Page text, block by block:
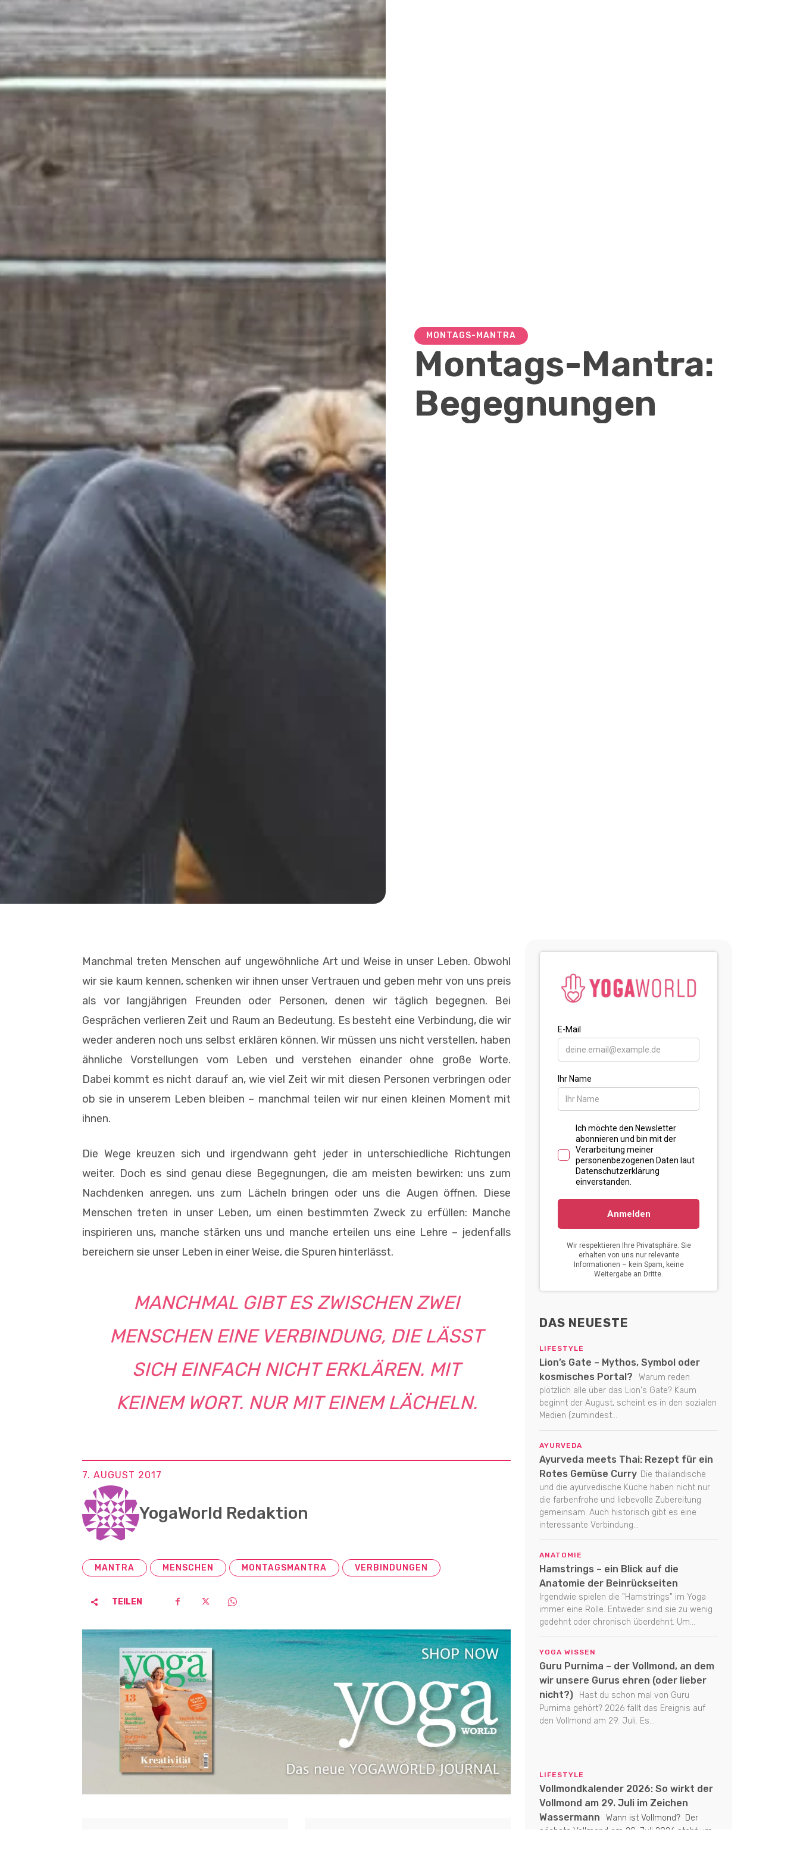
MONTAGS-MANTRA
Montags-Mantra:
Begegnungen
Manchmal treten Menschen auf ungewöhnliche Art und Weise in unser Leben. Obwohl
wir sie kaum kennen, schenken wir ihnen unser Vertrauen und geben mehr von uns preis
als vor langjährigen Freunden oder Personen, denen wir täglich begegnen. Bei
Gesprächen verlieren Zeit und Raum an Bedeutung. Es besteht eine Verbindung, die wir
weder anderen noch uns selbst erklären können. Wir müssen uns nicht verstellen, haben
ähnliche Vorstellungen vom Leben und verstehen einander ohne große Worte.
Dabei kommt es nicht darauf an, wie viel Zeit wir mit diesen Personen verbringen oder
ob sie in unserem Leben bleiben – manchmal teilen wir nur einen kleinen Moment mit
ihnen.
Die Wege kreuzen sich und irgendwann geht jeder in unterschiedliche Richtungen
weiter. Doch es sind genau diese Begegnungen, die am meisten bewirken: uns zum
Nachdenken anregen, uns zum Lächeln bringen oder uns die Augen öffnen. Diese
Menschen treten in unser Leben, um einen bestimmten Zweck zu erfüllen: Manche
inspirieren uns, manche stärken uns und manche erteilen uns eine Lehre – jedenfalls
bereichern sie unser Leben in einer Weise, die Spuren hinterlässt.
MANCHMAL GIBT ES ZWISCHEN ZWEI
MENSCHEN EINE VERBINDUNG, DIE LÄSST
SICH EINFACH NICHT ERKLÄREN. MIT
KEINEM WORT. NUR MIT EINEM LÄCHELN.
7. AUGUST 2017
YogaWorld Redaktion
MANTRA MENSCHEN MONTAGSMANTRA VERBINDUNGEN
TEILEN
DAS NEUESTE
LIFESTYLE
Lion’s Gate – Mythos, Symbol oder
kosmisches Portal?
Warum reden
plötzlich alle über das Lion's Gate? Kaum
beginnt der August, scheint es in den sozialen
Medien (zumindest...
AYURVEDA
Ayurveda meets Thai: Rezept für ein
Rotes Gemüse Curry Die thailändische
und die ayurvedische Küche haben nicht nur
die farbenfrohe und liebevolle Zubereitung
gemeinsam. Auch historisch gibt es eine
interessante Verbindung...
ANATOMIE
Hamstrings – ein Blick auf die
Anatomie der Beinrückseiten
Irgendwie spielen die "Hamstrings" im Yoga
immer eine Rolle. Entweder sind sie zu wenig
gedehnt oder chronisch überdehnt. Um...
YOGA WISSEN
Guru Purnima – der Vollmond, an dem
wir unsere Gurus ehren (oder lieber
nicht?)
Hast du schon mal von Guru
Purnima gehört? 2026 fällt das Ereignis auf
den Vollmond am 29. Juli. Es...
LIFESTYLE
Vollmondkalender 2026: So wirkt der
Vollmond am 29. Juli im Zeichen
Wassermann
Wann ist Vollmond? Der
nächste Vollmond am 29. Juli 2026 steht um